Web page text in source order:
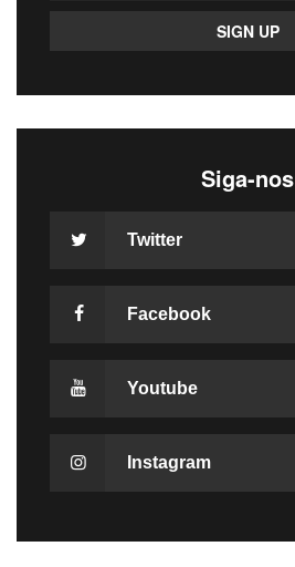
Siga-nos
Twitter
Facebook
Youtube
Instagram